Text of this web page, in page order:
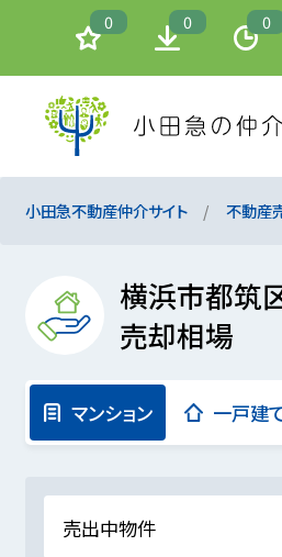
0 0 0
小田急不動産仲介サイト 不動産
横浜市都筑
売却相場
マンション 一戸建
売出中物件